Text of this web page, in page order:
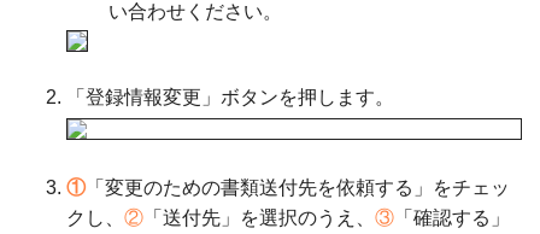
い合わせください。
「登録情報変更」ボタンを押します。
①「変更のための書類送付先を依頼する」をチェッ
クし、 ② 「送付先」を選択のうえ、 ③ 「確認する」